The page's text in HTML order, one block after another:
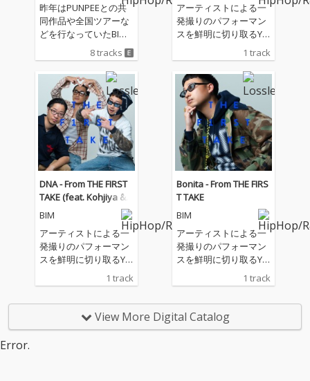
昨年はPUNPEEとの共
同作品や全国ツアーな
どを行なっていたBIM
が、約2年ぶりとなる
ソロ公演を5/29東京カ
ナデビアホール、6/13
大阪NHKホールにて開
催する。 久々の単独公
演に先駆けてBIMが過
去にリリースしてきた
楽曲達の再構築作品集
「Be:」が完成。 「Inte
lligent Bad Bwoy Ⅱ」
には、Watson、仙人
掌が新たなバースを吹
き込み世界観をアップ
デートしている。 ライ
ブでも定番の楽曲「Ve
randa」は、リミキサ
ーにtofubeatsを迎え
となっている。 ガーナ
mix」、K BoWによる
8 tracks
アーティストによる一
発撮りのパフォーマン
スを鮮明に切り取るYo
uTubeチャンネル「TH
E FIRST TAKE」にて披
露された、PUNPEE
「フレンヅ」、スカー
トとPUNPEE「ODDTA
XI」、BIM「Bonit
a」、「DNA feat. Kohj
iya, PUNPEE」の4曲
が、配信リリース!
1 track
DNA - From THE FIRST
TAKE (feat. Kohjiya & P
UNPEE)
BIM
アーティストによる一
発撮りのパフォーマン
スを鮮明に切り取るYo
uTubeチャンネル「TH
E FIRST TAKE」にて披
「フレンヅ」、スカー
トとPUNPEE「ODDTA
1 track
Bonita - From THE FIRS
T TAKE
BIM
アーティストによる一
発撮りのパフォーマン
スを鮮明に切り取るYo
uTubeチャンネル「TH
E FIRST TAKE」にて披
「フレンヅ」、スカー
トとPUNPEE「ODDTA
1 track
View More Digital Catalog
Error.